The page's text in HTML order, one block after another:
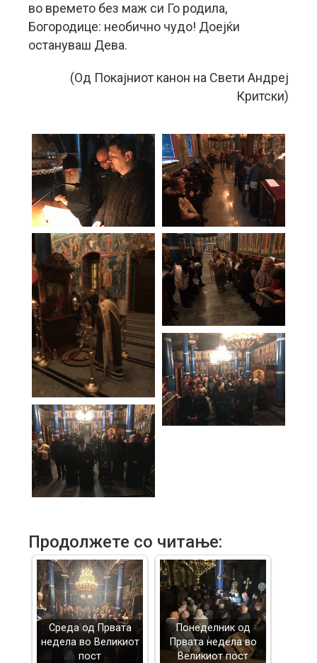
во времето без маж си Го родила,
Богородице: необично чудо! Доејќи
остануваш Дева.
(Од Покајниот канон на Свети Андреј
Критски)
Продолжете со читање:
Среда од Првата
недела во Великиот
пост
Понеделник од
Првата недела во
Великиот пост